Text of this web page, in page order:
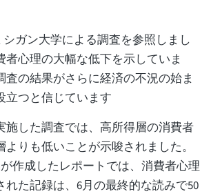
シガン大学による調査を参照しまし
者心理の大幅な低下を示していま
査の結果がさらに経済の不況の始ま
立つと信じています
施した調査では、高所得層の消費者
りも低いことが示唆されました。
作成したレポートでは、消費者心理
れた記録は、6月の最終的な読みで50